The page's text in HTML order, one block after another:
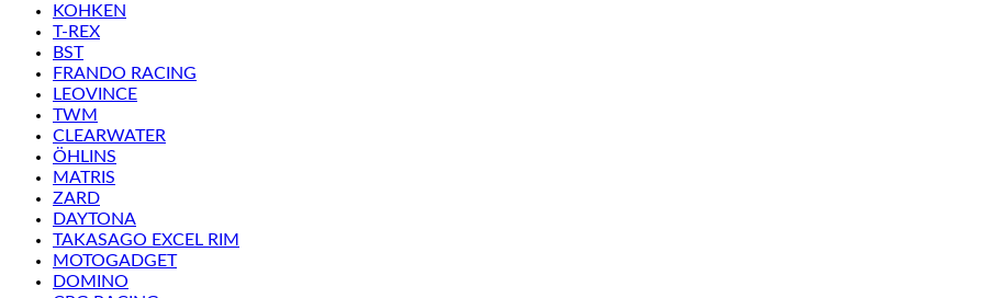
KOHKEN
T-REX
BST
FRANDO RACING
LEOVINCE
TWM
CLEARWATER
ÖHLINS
MATRIS
ZARD
DAYTONA
TAKASAGO EXCEL RIM
MOTOGADGET
DOMINO